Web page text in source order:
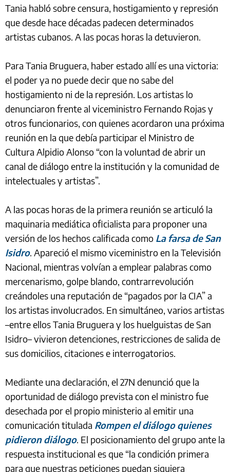
Tania habló sobre censura, hostigamiento y represión
que desde hace décadas padecen determinados
artistas cubanos. A las pocas horas la detuvieron.
Para Tania Bruguera, haber estado allí es una victoria:
el poder ya no puede decir que no sabe del
hostigamiento ni de la represión. Los artistas lo
denunciaron frente al viceministro Fernando Rojas y
otros funcionarios, con quienes acordaron una próxima
reunión en la que debía participar el Ministro de
Cultura Alpidio Alonso “con la voluntad de abrir un
canal de diálogo entre la institución y la comunidad de
intelectuales y artistas”.
A las pocas horas de la primera reunión se articuló la
maquinaria mediática oficialista para proponer una
versión de los hechos calificada como La farsa de San
Isidro. Apareció el mismo viceministro en la Televisión
Nacional, mientras volvían a emplear palabras como
mercenarismo, golpe blando, contrarrevolución
creándoles una reputación de “pagados por la CIA” a
los artistas involucrados. En simultáneo, varios artistas
–entre ellos Tania Bruguera y los huelguistas de San
Isidro– vivieron detenciones, restricciones de salida de
sus domicilios, citaciones e interrogatorios.
Mediante una declaración, el 27N denunció que la
oportunidad de diálogo prevista con el ministro fue
desechada por el propio ministerio al emitir una
comunicación titulada Rompen el diálogo quienes
pidieron diálogo. El posicionamiento del grupo ante la
respuesta institucional es que “la condición primera
para que nuestras peticiones puedan siquiera